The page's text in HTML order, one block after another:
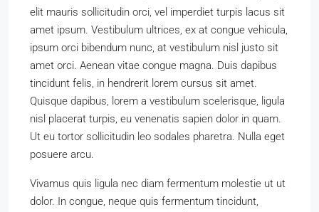
elit mauris sollicitudin orci, vel imperdiet turpis lacus sit
amet ipsum. Vestibulum ultrices, ex at congue vehicula,
ipsum orci bibendum nunc, at vestibulum nisl justo sit
amet orci. Aenean vitae congue magna. Duis dapibus
tincidunt felis, in hendrerit lorem cursus sit amet.
Quisque dapibus, lorem a vestibulum scelerisque, ligula
nisl placerat turpis, eu venenatis sapien dolor in quam.
Ut eu tortor sollicitudin leo sodales pharetra. Nulla eget
posuere arcu.
Vivamus quis ligula nec diam fermentum molestie ut ut
dolor. In congue, neque quis fermentum tincidunt,